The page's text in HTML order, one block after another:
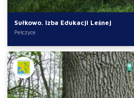
Sułkowo. Izba Edukacji Leśnej
Pełczyce